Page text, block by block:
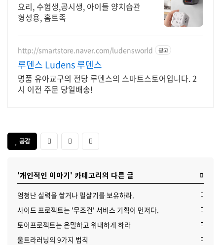
요리, 수험생,공시생, 아이들 양치습관
형성용, 홈트족
http://smartstore.naver.com/ludensworld 광고
루덴스 Ludens 루덴스
명품 유아교구의 전당 루덴스의 스마트스토어입니다. 2
시 이전 주문 당일배송!
공감
'개인적인 이야기' 카테고리의 다른 글
엄청난 실력을 쌓거나 필살기를 보유하라.
사이드 프로젝트는 '무조건' 서비스 기획이 먼저다.
토이프로젝트는 은밀하고 위대하게 하라
울트라러닝의 9가지 법칙